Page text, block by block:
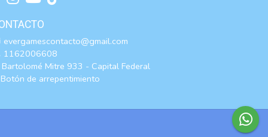
evergamescontacto@gmail.com
1162006608
Bartolomé Mitre 933 - Capital Federal
de arrepentimiento